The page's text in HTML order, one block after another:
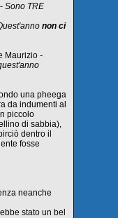
Sono TRE
non ci
Maurizio -
una pheega
da indumenti al
piccolo
di sabbia),
dentro il
fosse
neanche
stato un bel